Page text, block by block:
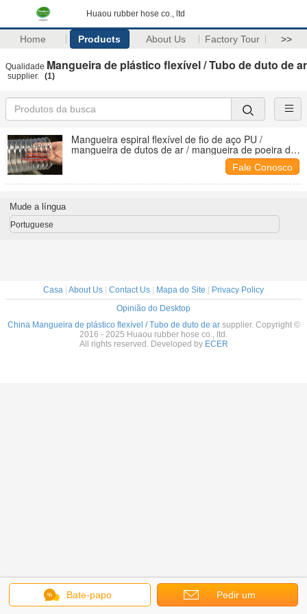
Huaou rubber hose co., ltd
Home Products About Us Factory Tour >>
Qualidade Mangueira de plástico flexível / Tubo de duto de ar
supplier. (1)
Mangueira espiral flexível de fio de aço PU /
mangueira de dutos de ar / mangueira de poeira de
Fale Conosco
Bate-papo Pedir um
Mude a língua
Portuguese
Casa About Us Contact Us Mapa do Site
Privacy Policy
Opinião do Desktop
China Mangueira de plástico flexível / Tubo de duto de arsupplier. Copyright ©
2016 - 2025 Huaou rubber hose co., ltd.
All rights reserved. Developed by ECER